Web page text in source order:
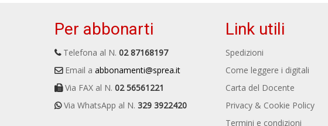
Per abbonarti
Telefona al N. 02 87168197
Email a abbonamenti@sprea.it
Via FAX al N. 02 56561221
Via WhatsApp al N. 329 3922420
Link utili
Spedizioni
Come leggere i digitali
Carta del Docente
Privacy & Cookie Policy
Termini e condizioni